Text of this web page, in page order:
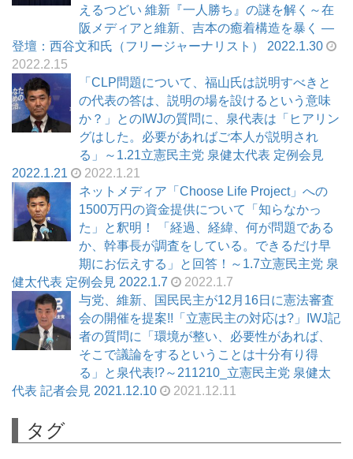
えるつどい 維新『一人勝ち』の謎を解く～在
阪メディアと維新、吉本の癒着構造を暴く ―
登壇：西谷文和氏（フリージャーナリスト） 2022.1.30
2022.2.15
「CLP問題について、福山氏は説明すべきと
の代表の答は、説明の場を設けるという意味
か？」とのIWJの質問に、泉代表は「ヒアリン
グはした。必要があればご本人が説明され
る」～1.21立憲民主党 泉健太代表 定例会見
2022.1.21
2022.1.21
ネットメディア「Choose Life Project」への
1500万円の資金提供について「知らなかっ
た」と釈明！ 「経過、経緯、何が問題である
か、幹事長が調査をしている。できるだけ早
期にお伝えする」と回答！～1.7立憲民主党 泉
健太代表 定例会見 2022.1.7
2022.1.7
与党、維新、国民民主が12月16日に憲法審査
会の開催を提案!!「立憲民主の対応は?」IWJ記
者の質問に「環境が整い、必要性があれば、
そこで議論をするということは十分有り得
る」と泉代表!?～211210_立憲民主党 泉健太
代表 記者会見 2021.12.10
2021.12.11
タグ